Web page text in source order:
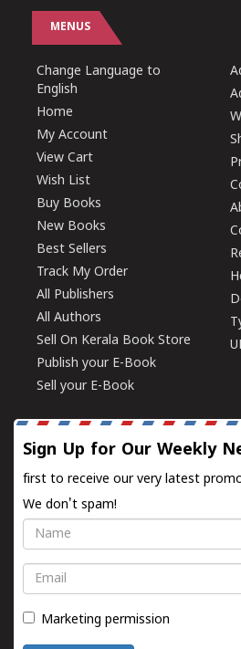
MENUS
Change Language to
English
Home
My Account
View Cart
Wish List
Buy Books
New Books
Best Sellers
Track My Order
All Publishers
All Authors
Sell On Kerala Book Store
Publish your E-Book
Sell your E-Book
Sign Up for Our Weekly
first to receive our very latest
We don't spam!
Name
Email
Marketing permission